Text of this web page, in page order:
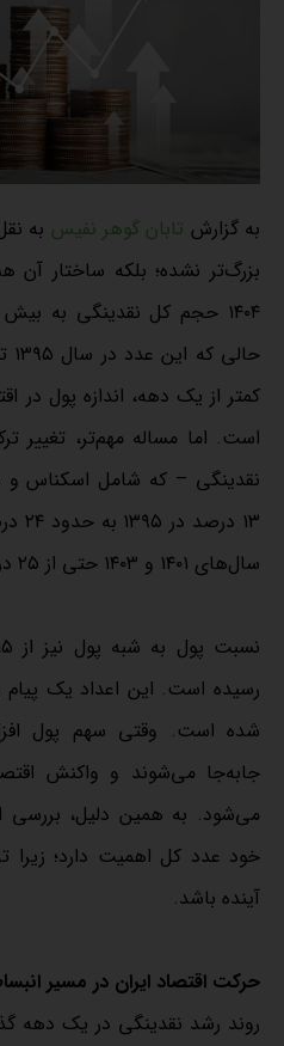
به گزارش تابان گوهر نفیس به
بزرگ‌تر نشده؛ بلکه ساختار آن
است. اما مساله مهم‌تر، تغییر
نقدینگی – که شامل اسکناس و
سال‌های ۱۴۰۱ و ۱۴۰۳ حتی از ۲۵ درصد هم عبور کرده بود.
رسیده است. این اعداد یک پیام
شده است. وقتی سهم پول
جابه‌جا می‌شوند و واکنش
می‌شود. به همین دلیل، بررسی
خود عدد کل اهمیت دارد؛ زیرا
آینده باشد.
حرکت اقتصاد ایران در مسیر
روند رشد نقدینگی در یک دهه